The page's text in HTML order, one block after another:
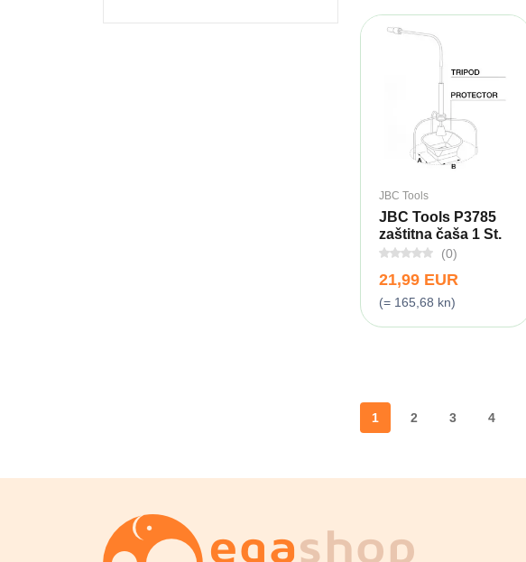
JBC Tools
JBC Tools P3785
zaštitna čaša 1 St.
(0)
21,99 EUR
(= 165,68 kn)
1 2 3 4